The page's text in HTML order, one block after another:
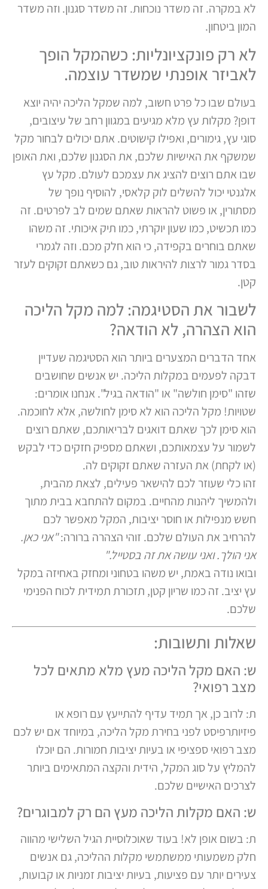
לא במקרה. זה משדר נוכחות. זה משדר סגנון. וזה משדר
המון ביטחון.
לא רק פונקציונליות: כשהמקל הופך
לאביזר אופנתי שמשדר עוצמה.
בעולם שבו כל פרט חשוב, למה שמקל הליכה יהיה יוצא
דופן? מקלות עץ מלא מגיעים במגוון רחב של עיצובים,
סוגי עץ, גימורים, ואפילו קישוטים. אתם יכולים לבחור מקל
שמשקף את האישיות שלכם, את הסגנון שלכם, ואת האופן
שבו אתם רוצים להציג את עצמכם לעולם. מקל עץ
אלגנטי יכול להשלים לוק קלאסי, להוסיף נופך של
מסתורין, או פשוט להראות שאתם שמים לב לפרטים. זה
כמו תכשיט, כמו שעון יוקרתי, כמו תיק איכותי. זה משהו
שאתם בוחרים בקפידה, כי הוא חלק מכם. וזה לגמרי
בסדר גמור לרצות להיראות טוב, גם כשאתם זקוקים לעזר
קטן.
לשבור את הסטיגמה: למה מקל הליכה
הוא הצהרה, לא הודאה?
אחד הדברים המצערים ביותר הוא הסטיגמה שעדיין
דבקה לפעמים במקלות הליכה. יש אנשים שחושבים
שזהו "סימן חולשה" או "הודאה בגיל". אנחנו אומרים:
שטויות! מקל הליכה הוא לא סימן לחולשה, אלא לחוכמה.
הוא סימן לכך שאתם דואגים לבריאותכם, שאתם רוצים
לשמור על עצמאותכם, ושאתם מספיק חזקים כדי לבקש
(או לקחת) את העזרה שאתם זקוקים לה.
זהו כלי שעוזר לכם להישאר פעילים, לצאת מהבית,
ולהמשיך ליהנות מהחיים. במקום להתחבא בבית מתוך
חשש מנפילות או חוסר יציבות, המקל מאפשר לכם
להרחיב את העולם שלכם. זוהי הצהרה ברורה:"אני כאן.
אני הולך. ואני עושה את זה בסטייל."
ובואו נודה באמת, יש משהו בטחוני ומחזק באחיזה במקל
עץ יציב. זה כמו שריון קטן, תזכורת תמידית לכוח הפנימי
שלכם.
שאלות ותשובות:
ש: האם מקל הליכה מעץ מלא מתאים לכל
מצב רפואי?
ת: לרוב כן, אך תמיד עדיף להתייעץ עם רופא או
פיזיותרפיסט לפני בחירת מקל הליכה, במיוחד אם יש לכם
מצב רפואי ספציפי או בעיות יציבות חמורות. הם יוכלו
להמליץ על סוג המקל, הידית והקצה המתאימים ביותר
לצרכים האישיים שלכם.
ש: האם מקלות הליכה מעץ הם רק למבוגרים?
ת: בשום אופן לא! בעוד שאוכלוסיית הגיל השלישי מהווה
חלק משמעותי ממשתמשי מקלות ההליכה, גם אנשים
צעירים יותר עם פציעות, בעיות יציבות זמניות או קבועות,